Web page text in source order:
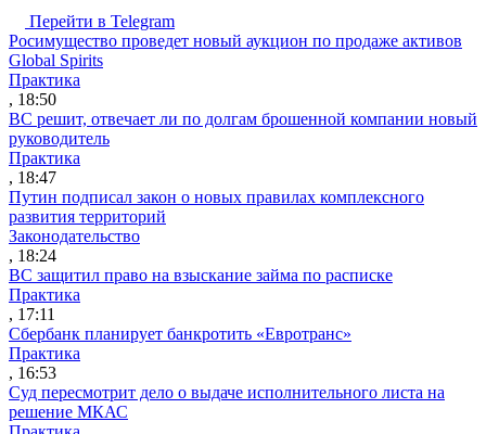
Перейти в Telegram
Росимущество проведет новый аукцион по продаже активов
Global Spirits
Практика
, 18:50
ВС решит, отвечает ли по долгам брошенной компании новый
руководитель
Практика
, 18:47
Путин подписал закон о новых правилах комплексного
развития территорий
Законодательство
, 18:24
ВС защитил право на взыскание займа по расписке
Практика
, 17:11
Сбербанк планирует банкротить «Евротранс»
Практика
, 16:53
Суд пересмотрит дело о выдаче исполнительного листа на
решение МКАС